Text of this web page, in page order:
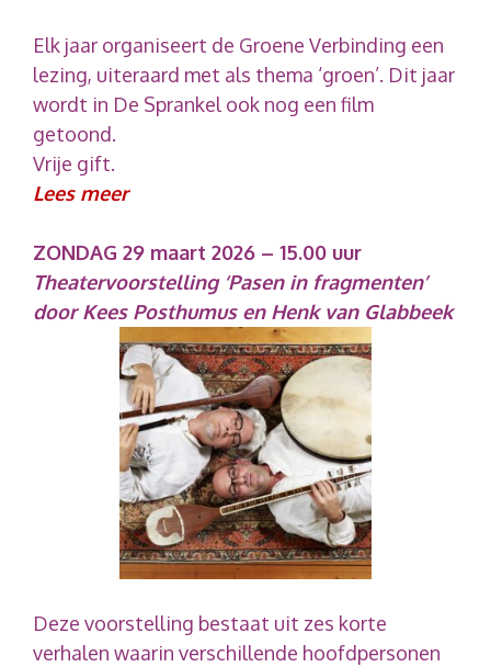
Elk jaar organiseert de Groene Verbinding een
lezing, uiteraard met als thema ‘groen’. Dit jaar
wordt in De Sprankel ook nog een film
getoond.
Vrije gift.
Lees meer
ZONDAG 29 maart 2026 – 15.00 uur
Theatervoorstelling ‘Pasen in fragmenten’
door Kees Posthumus en Henk van Glabbeek
Deze voorstelling bestaat uit zes korte
verhalen waarin verschillende hoofdpersonen